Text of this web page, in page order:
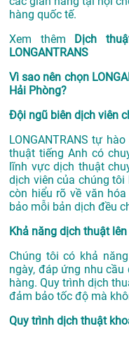
hàng quốc tế.
Xem thêm
Dịch
LONGANTRANS
Vì sao nên chọn
Hải Phòng?
Đội ngũ biên dịch viên
LONGANTRANS tự
thuật tiếng Anh có
lĩnh vực dịch thuật
dịch viên của chúng
còn hiểu rõ về văn
bảo mỗi bản dịch đều
Khả năng dịch thuật
Chúng tôi có khả
ngày, đáp ứng nhu
hàng. Quy trình dịch
đảm bảo tốc độ mà
Quy trình dịch thuật